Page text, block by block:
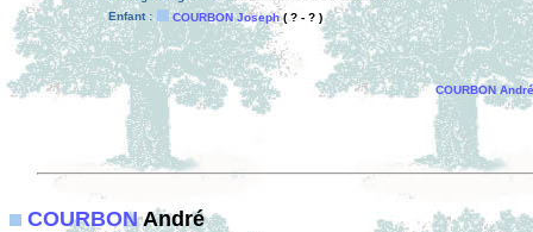
Enfant :
COURBON Joseph( ? - ? )
COURBON André
COURBONAndré